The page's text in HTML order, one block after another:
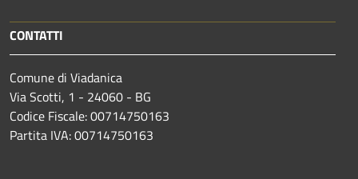
CONTATTI
Comune di Viadanica
Via Scotti, 1 - 24060 - BG
Codice Fiscale: 00714750163
Partita IVA: 00714750163